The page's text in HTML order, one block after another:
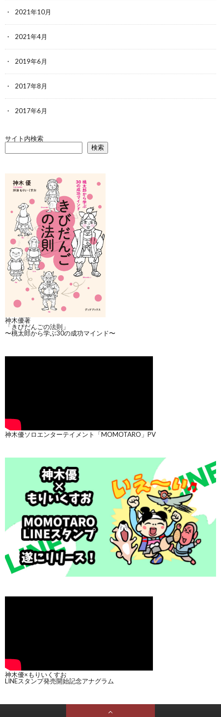
2021年10月
2021年4月
2019年6月
2017年8月
2017年6月
サイト内検索
検索
神木優著
「きびだんごの法則」
〜桃太郎から学ぶ30の成功マインド〜
神木優ソロエンターテイメント「MOMOTARO」PV
神木優×もりいくすお
LINEスタンプ発売開始記念アナグラム